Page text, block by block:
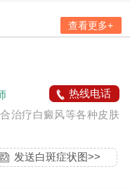
查看更多+
热线电话
治疗白癜风等各种皮肤
发送白斑症状图>>